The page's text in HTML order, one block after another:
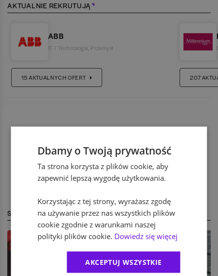
AKTUALNIE REKRUTUJĄ
ABB
IT / Technologia Przemysł
15AKTUALNYCH OFERT 207
STREFA EKSPERTA
Dbamy o Twoją prywatność
Ta strona korzysta z plików cookie, aby
zapewnić lepszą wygodę użytkowania.
Korzystając z tej strony, wyrażasz zgodę
na używanie przez nas wszystkich plików
cookie zgodnie z warunkami naszej
polityki plików cookie. Dowiedz się więcej
AKCEPTUJ WSZYSTKIE